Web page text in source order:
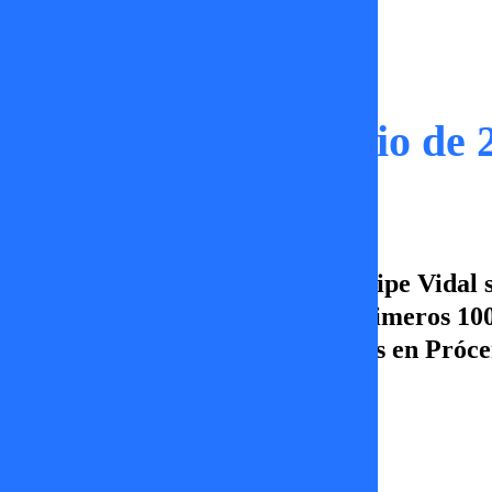
Próceres | 15 de junio de
En este capítulo de Próceres, Felipe
junto al panel, analizamos los primeros
evalúas su gestión? Acompáñanos en